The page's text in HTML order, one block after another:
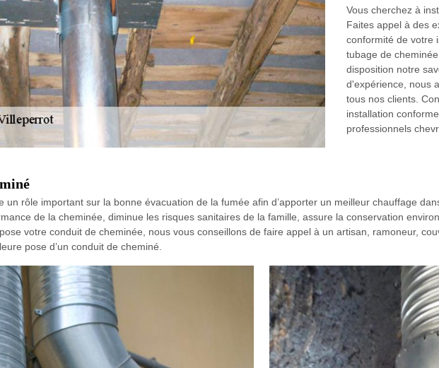
Vous cherchez à
Faites appel à des
conformité de votre
tubage de
disposition notre
d'expérience, nous
tous nos clients.
installation
professionnels
un rôle important sur la bonne évacuation de la fumée afin d’apporter un meilleur chauffage
de la cheminée, diminue les risques sanitaires de la famille, assure la conservation
votre conduit de cheminée, nous vous conseillons de faire appel à un artisan, ramoneur,
pose d’un conduit de cheminé.